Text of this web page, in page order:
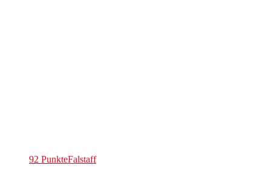
92 PunkteFalstaff